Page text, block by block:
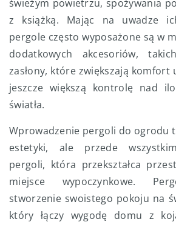
świeżym powietrzu, spożywania
z książką. Mając na uwadze
pergole często wyposażone są w
dodatkowych akcesoriów,
zasłony, które zwiększają komfort
jeszcze większą kontrolę nad
światła.
Wprowadzenie pergoli do ogrodu
estetyki, ale przede
pergoli, która przekształca
miejsce wypoczynkowe.
stworzenie swoistego pokoju na
który łączy wygodę domu z